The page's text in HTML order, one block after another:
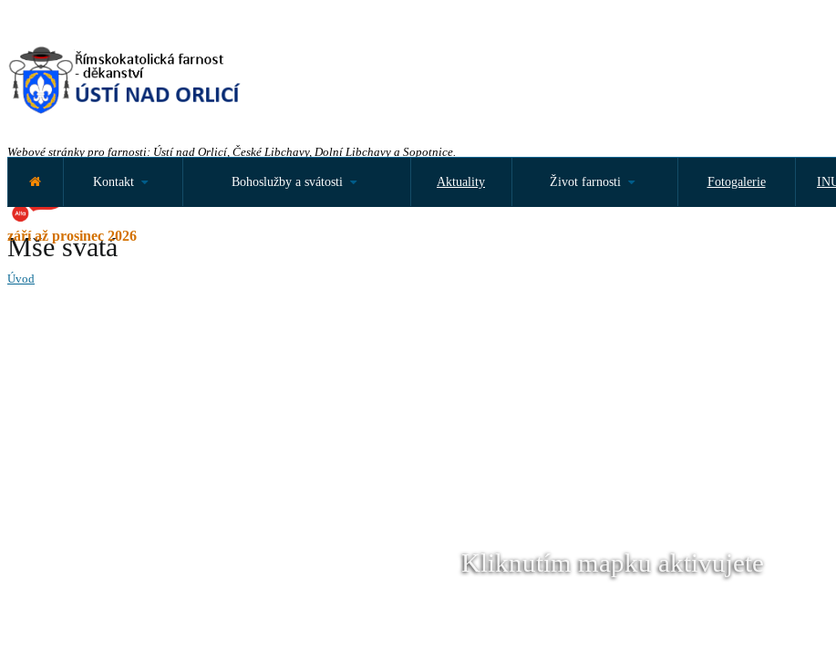
Webové stránky pro farnosti: Ústí nad Orlicí, České Libchavy, Dolní Libchavy a Sopotnice.
září až prosinec 2026
Kontakt Bohoslužby a svátosti Aktuality Život farnosti Fotogalerie
Mše svatá
Úvod
Kliknutím mapku aktivujete